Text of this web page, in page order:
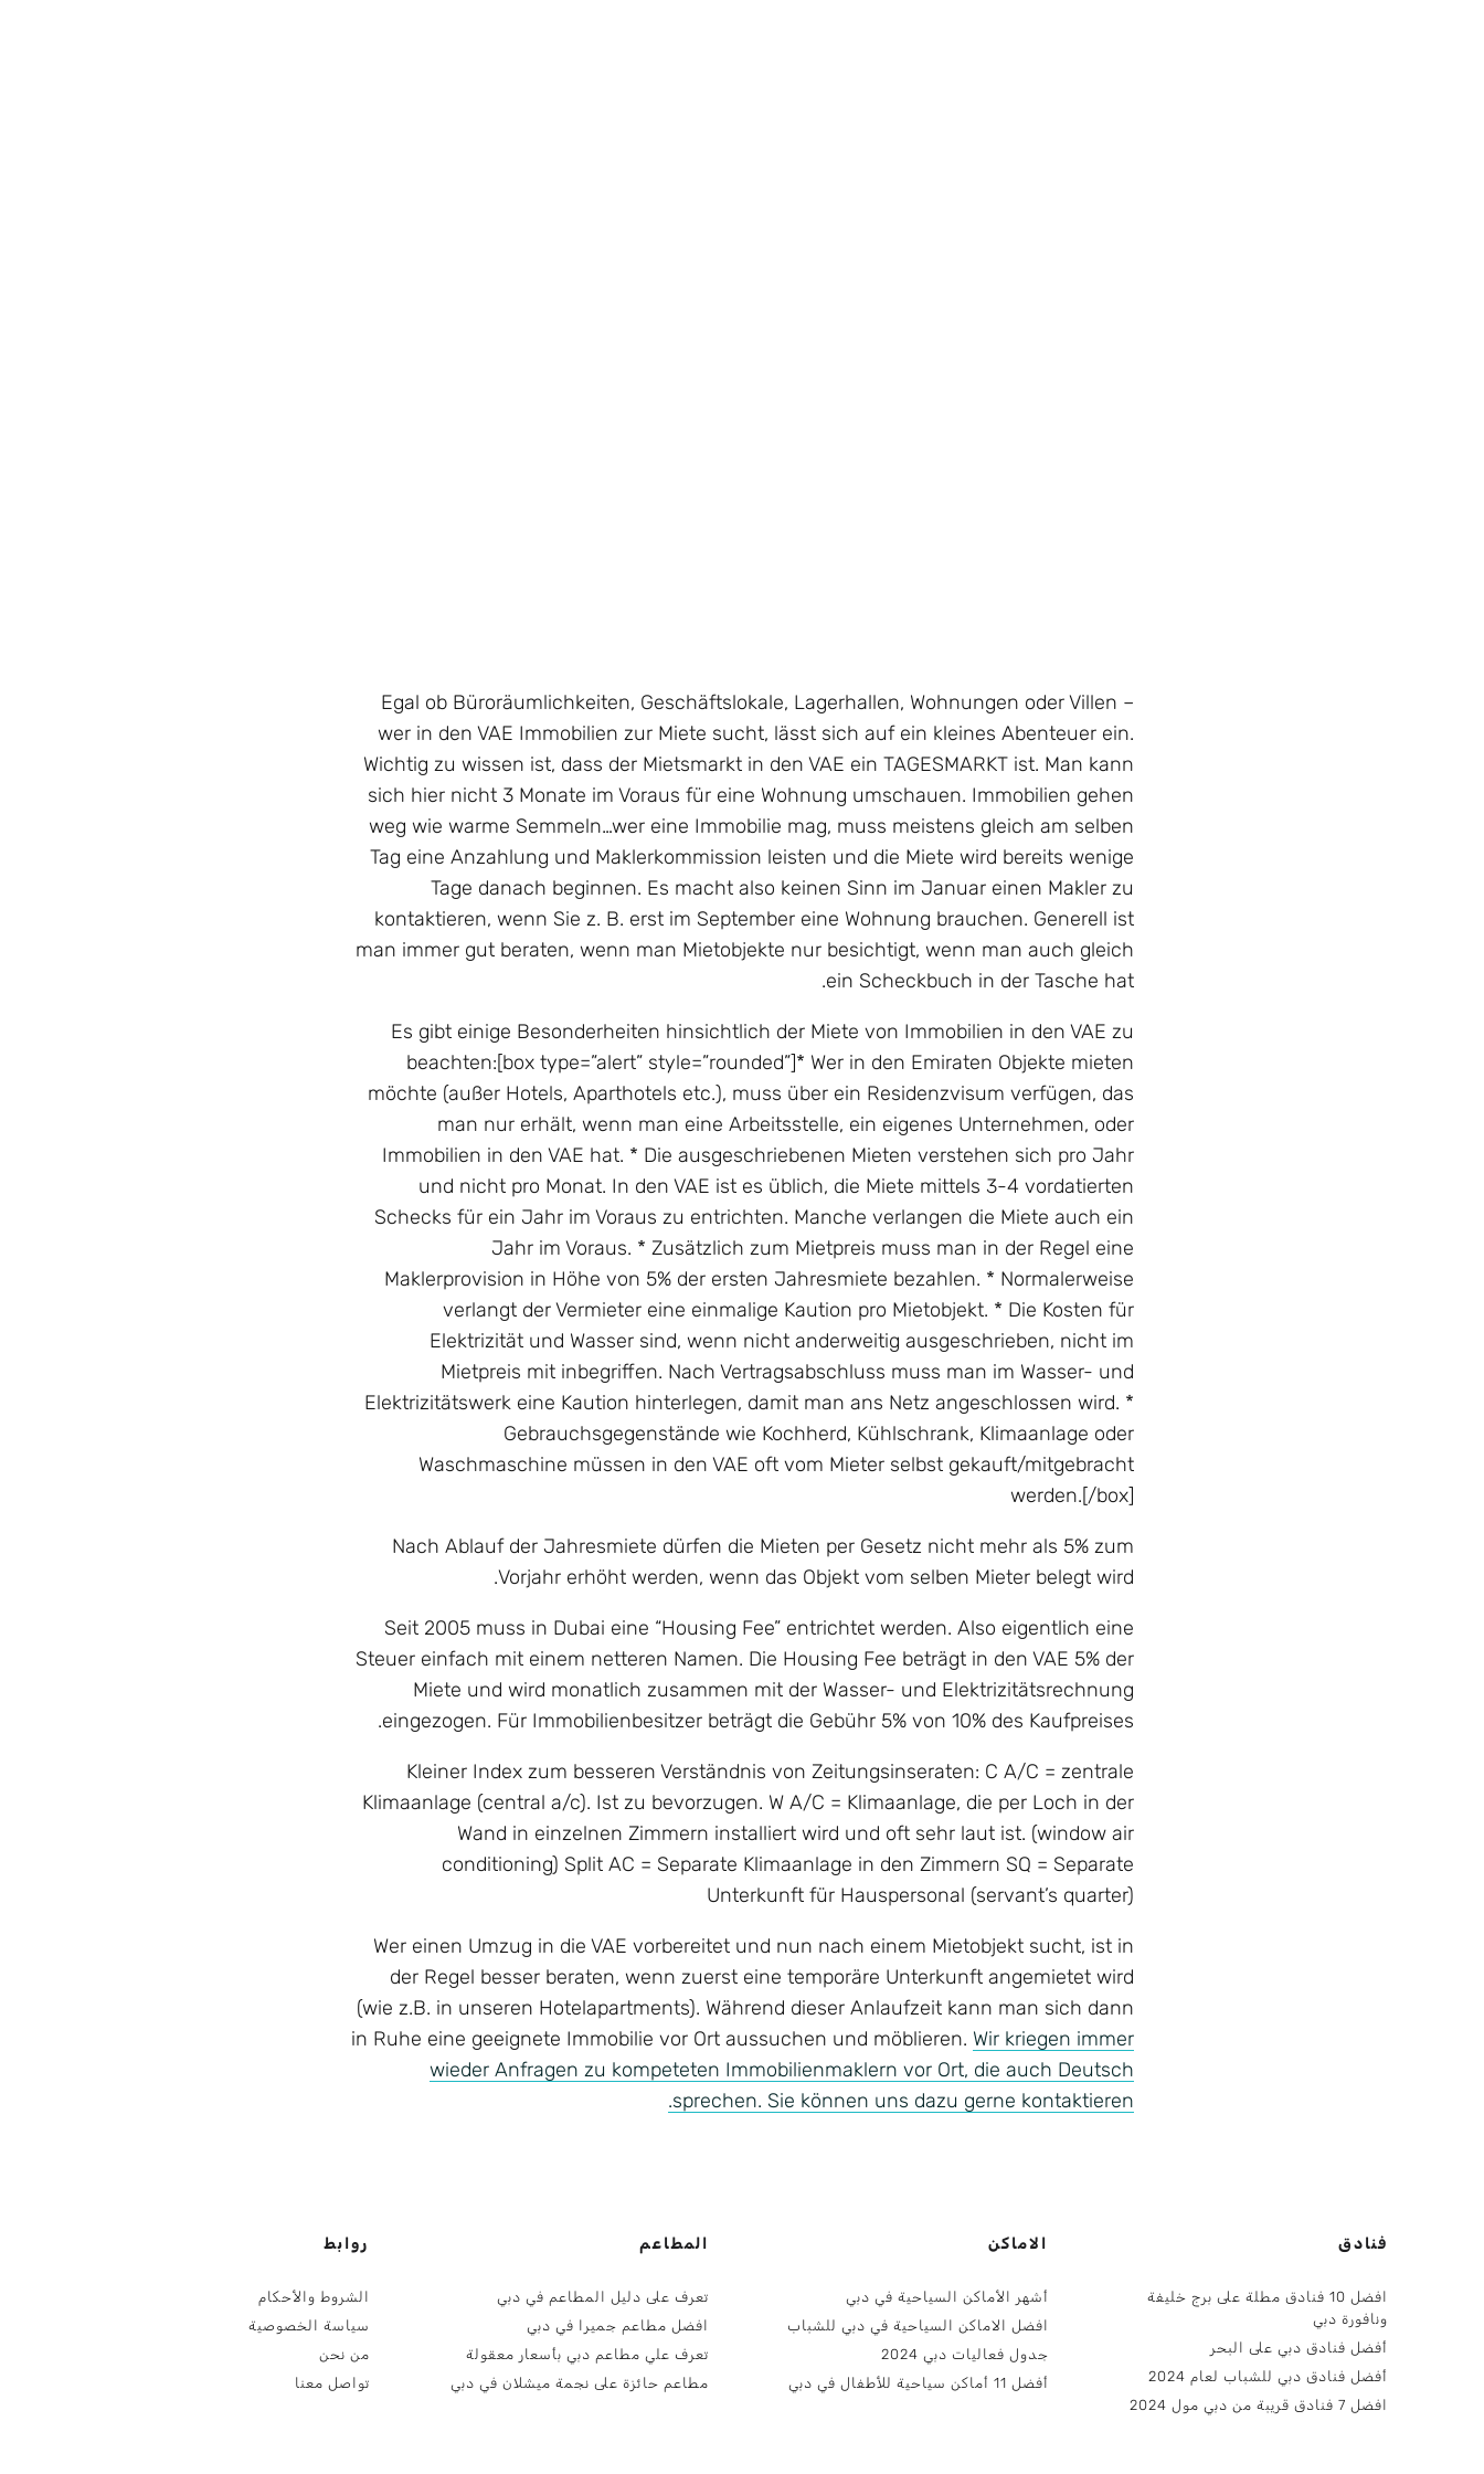
Egal ob Büroräumlichkeiten, Geschäftslokale, Lagerhallen, Wohnungen oder Villen –
wer in den VAE Immobilien zur Miete sucht, lässt sich auf ein kleines Abenteuer ein.
Wichtig zu wissen ist, dass der Mietsmarkt in den VAE ein TAGESMARKT ist. Man kann
sich hier nicht 3 Monate im Voraus für eine Wohnung umschauen. Immobilien gehen
weg wie warme Semmeln…wer eine Immobilie mag, muss meistens gleich am selben
Tag eine Anzahlung und Maklerkommission leisten und die Miete wird bereits wenige
Tage danach beginnen. Es macht also keinen Sinn im Januar einen Makler zu
kontaktieren, wenn Sie z. B. erst im September eine Wohnung brauchen. Generell ist
man immer gut beraten, wenn man Mietobjekte nur besichtigt, wenn man auch gleich
ein Scheckbuch in der Tasche hat.
Es gibt einige Besonderheiten hinsichtlich der Miete von Immobilien in den VAE zu
beachten:[box type=”alert” style=”rounded”]* Wer in den Emiraten Objekte mieten
möchte (außer Hotels, Aparthotels etc.), muss über ein Residenzvisum verfügen, das
man nur erhält, wenn man eine Arbeitsstelle, ein eigenes Unternehmen, oder
Immobilien in den VAE hat. * Die ausgeschriebenen Mieten verstehen sich pro Jahr
und nicht pro Monat. In den VAE ist es üblich, die Miete mittels 3-4 vordatierten
Schecks für ein Jahr im Voraus zu entrichten. Manche verlangen die Miete auch ein
Jahr im Voraus. * Zusätzlich zum Mietpreis muss man in der Regel eine
Maklerprovision in Höhe von 5% der ersten Jahresmiete bezahlen. * Normalerweise
verlangt der Vermieter eine einmalige Kaution pro Mietobjekt. * Die Kosten für
Elektrizität und Wasser sind, wenn nicht anderweitig ausgeschrieben, nicht im
Mietpreis mit inbegriffen. Nach Vertragsabschluss muss man im Wasser- und
Elektrizitätswerk eine Kaution hinterlegen, damit man ans Netz angeschlossen wird. *
Gebrauchsgegenstände wie Kochherd, Kühlschrank, Klimaanlage oder
Waschmaschine müssen in den VAE oft vom Mieter selbst gekauft/mitgebracht
werden.[/box]
Nach Ablauf der Jahresmiete dürfen die Mieten per Gesetz nicht mehr als 5% zum
Vorjahr erhöht werden, wenn das Objekt vom selben Mieter belegt wird.
Seit 2005 muss in Dubai eine “Housing Fee” entrichtet werden. Also eigentlich eine
Steuer einfach mit einem netteren Namen. Die Housing Fee beträgt in den VAE 5% der
Miete und wird monatlich zusammen mit der Wasser- und Elektrizitätsrechnung
eingezogen. Für Immobilienbesitzer beträgt die Gebühr 5% von 10% des Kaufpreises.
Kleiner Index zum besseren Verständnis von Zeitungsinseraten: C A/C = zentrale
Klimaanlage (central a/c). Ist zu bevorzugen. W A/C = Klimaanlage, die per Loch in der
Wand in einzelnen Zimmern installiert wird und oft sehr laut ist. (window air
conditioning) Split AC = Separate Klimaanlage in den Zimmern SQ = Separate
Unterkunft für Hauspersonal (servant’s quarter)
Wer einen Umzug in die VAE vorbereitet und nun nach einem Mietobjekt sucht, ist in
der Regel besser beraten, wenn zuerst eine temporäre Unterkunft angemietet wird
(wie z.B. in unseren Hotelapartments). Während dieser Anlaufzeit kann man sich dann
in Ruhe eine geeignete Immobilie vor Ort aussuchen und möblieren. Wir kriegen immer
wieder Anfragen zu kompeteten Immobilienmaklern vor Ort, die auch Deutsch
sprechen. Sie können uns dazu gerne kontaktieren.
فنادق
افضل 10 فنادق مطلة على برج خليفة
ونافورة دبي
أفضل فنادق دبي على البحر
أفضل فنادق دبي للشباب لعام 2024
افضل 7 فنادق قريبة من دبي مول 2024
الاماكن
أشهر الأماكن السياحية في دبي
افضل الاماكن السياحية في دبي للشباب
جدول فعاليات دبي 2024
أفضل 11 أماكن سياحية للأطفال في دبي
المطاعم
تعرف على دليل المطاعم في دبي
افضل مطاعم جميرا في دبي
تعرف علي مطاعم دبي بأسعار معقولة
مطاعم حائزة على نجمة ميشلان في دبي
روابط
الشروط والأحكام
سياسة الخصوصية
من نحن
تواصل معنا